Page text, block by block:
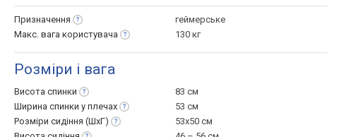
Призначення
геймерське
Макс. вага користувача 130 кг
Розміри і вага
Висота спинки
83 см
Ширина спинки у плечах
53 см
Розміри сидіння (ШхГ)
53x50 см